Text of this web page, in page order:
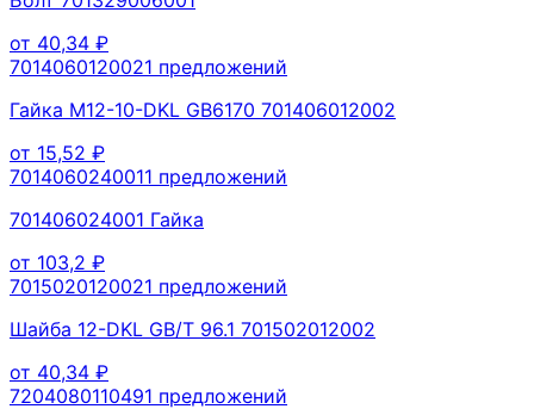
от 40,34 ₽
7014060120021 предложений
Гайка M12-10-DKL GB6170 701406012002
от 15,52 ₽
7014060240011 предложений
701406024001 Гайка
от 103,2 ₽
7015020120021 предложений
Шайба 12-DKL GB/T 96.1 701502012002
от 40,34 ₽
7204080110491 предложений